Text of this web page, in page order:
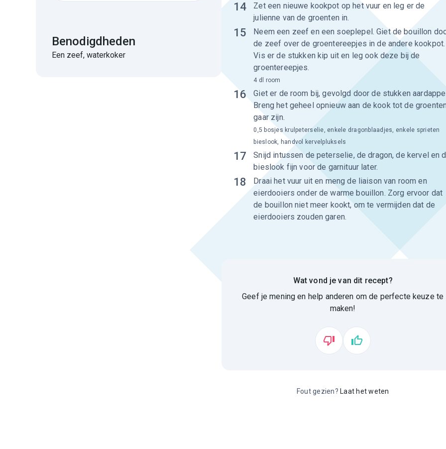
Benodigdheden
Een zeef, waterkoker
14
Zet een nieuwe kookpot op het vuur en leg er de
julienne van de groenten in.
15
Neem een zeef en een soeplepel. Giet de bouillon
de zeef over de groentereepjes in de andere kookpot.
Vis er de stukken kip uit en leg ook deze bij de
groentereepjes.
16
Giet er de room bij, gevolgd door de stukken
Breng het geheel opnieuw aan de kook tot de
gaar zijn.
4 dl room
17
Snijd intussen de peterselie, de dragon, de kervel en
bieslook fijn voor de garnituur later.
0,5 bosjes krulpeterselie, enkele dragonblaadjes, enkele sprieten
bieslook, handvol kervelpluksels
18
Draai het vuur uit en meng de liaison van room en
eierdooiers onder de warme bouillon. Zorg ervoor dat
de bouillon niet meer kookt, om te vermijden dat de
eierdooiers zouden garen.
Wat vond je van dit recept?
Geef je mening en help anderen om de perfecte keuze te
maken!
Fout gezien? Laat het weten